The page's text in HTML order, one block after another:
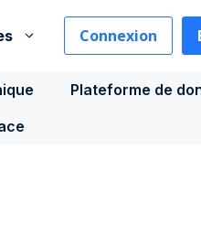
Connexion
Plateforme de